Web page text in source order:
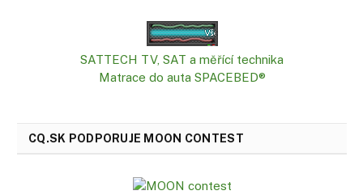
SATTECH TV, SAT a měřící technika
Matrace do auta SPACEBED®
CQ.SK PODPORUJE MOON CONTEST